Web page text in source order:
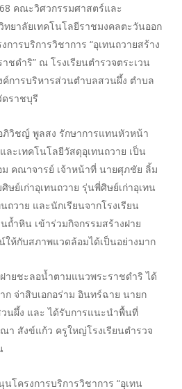
คณะวิศวกรรมศาสตร์และ
ยาลัยเทคโนโลยีราชมงคลตะวันออก
การบริการวิชาการ “อุเทนถวายสร้าง
ชดำริ” ณ โรงเรียนตำรวจตระเวน
การบริหารส่วนตำบลสวนผึ้ง ตำบล
ดราชบุรี
ภิวิชญ์ พูลสง รักษาการแทนหัวหน้า
ะเทคโนโลยีวัสดุอุเทนถวาย เป็น
คณาจารย์ เจ้าหน้าที่ นายศุภชัย ลิ้ม
เก่าอุเทนถวาย รุ่นพี่ศิษย์เก่าอุเทน
ถวาย และนักเรียนจากโรงเรียน
ถ้ำหิน เข้าร่วมกิจกรรมสร้างฝาย
ห้กับสภาพแวดล้อมได้เป็นอย่างมาก
ายชะลอน้ำตามแนวพระราชดำริ ได้
ก จ่าสิบเอกอร่าม อินทร์ฉาย นายก
นผึ้ง และ ได้รับการแนะนำพื้นที่
สังข์แก้ว ครูใหญ่โรงเรียนตำรวจ
ครงการบริการวิชาการ “อุเทน